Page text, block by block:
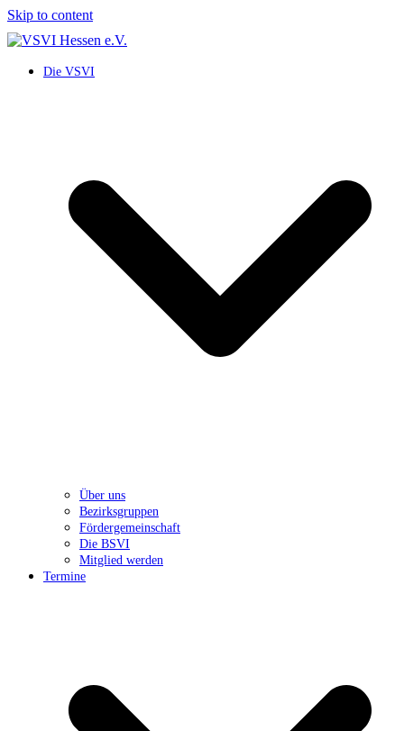
Skip to content
Die VSVI
Über uns
Bezirksgruppen
Fördergemeinschaft
Die BSVI
Mitglied werden
Termine